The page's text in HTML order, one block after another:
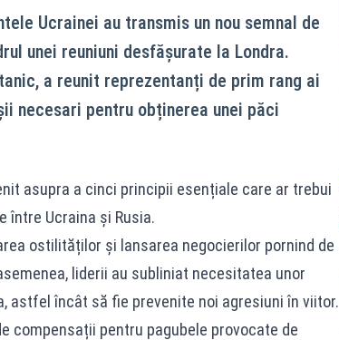
Ucrainei au transmis un nou semnal de
unei reuniuni desfășurate la Londra.
a reunit reprezentanți de prim rang ai
necesari pentru obținerea unei păci
asupra a cinci principii esențiale care ar trebui
între Ucraina și Rusia.
ostilităților și lansarea negocierilor pornind de
liderii au subliniat necesitatea unor
astfel încât să fie prevenite noi agresiuni în viitor.
compensații pentru pagubele provocate de